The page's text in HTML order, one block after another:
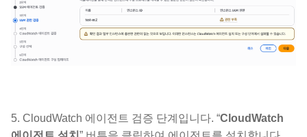
5. CloudWatch 에이전트 검증 단계입니다. “CloudWatch